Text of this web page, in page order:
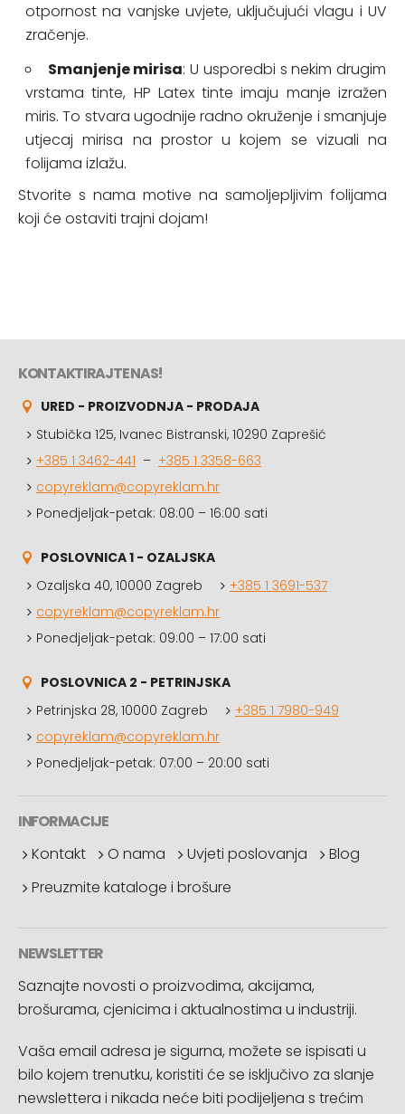
otpornost na vanjske uvjete, uključujući vlagu i UV
zračenje.
Smanjenje mirisa: U usporedbi s nekim drugim
vrstama tinte, HP Latex tinte imaju manje izražen
miris. To stvara ugodnije radno okruženje i smanjuje
utjecaj mirisa na prostor u kojem se vizuali na
folijama izlažu.
Stvorite s nama motive na samoljepljivim folijama
koji će ostaviti trajni dojam!
KONTAKTIRAJTE NAS!
URED - PROIZVODNJA - PRODAJA
Stubička 125, Ivanec Bistranski, 10290 Zaprešić
+385 1 3462-441 – +385 1 3358-663
copyreklam@copyreklam.hr
Ponedjeljak-petak: 08:00 – 16:00 sati
POSLOVNICA 1 - OZALJSKA
Ozaljska 40, 10000 Zagreb
+385 1 3691-537
copyreklam@copyreklam.hr
Ponedjeljak-petak: 09:00 – 17:00 sati
POSLOVNICA 2 - PETRINJSKA
Petrinjska 28, 10000 Zagreb
+385 1 7980-949
copyreklam@copyreklam.hr
Ponedjeljak-petak: 07:00 – 20:00 sati
INFORMACIJE
Kontakt
O nama Uvjeti poslovanja
Blog
Preuzmite kataloge i brošure
NEWSLETTER
Saznajte novosti o proizvodima, akcijama,
brošurama, cjenicima i aktualnostima u industriji.
Vaša email adresa je sigurna, možete se ispisati u
bilo kojem trenutku, koristiti će se isključivo za slanje
newslettera i nikada neće biti podijeljena s trećim